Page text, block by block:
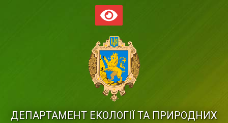
ДЕПАРТАМЕНТ ЕКОЛОГІЇ ТА ПРИРОДНИХ